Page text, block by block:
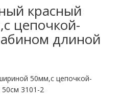
красный
цепочкой-
длиной